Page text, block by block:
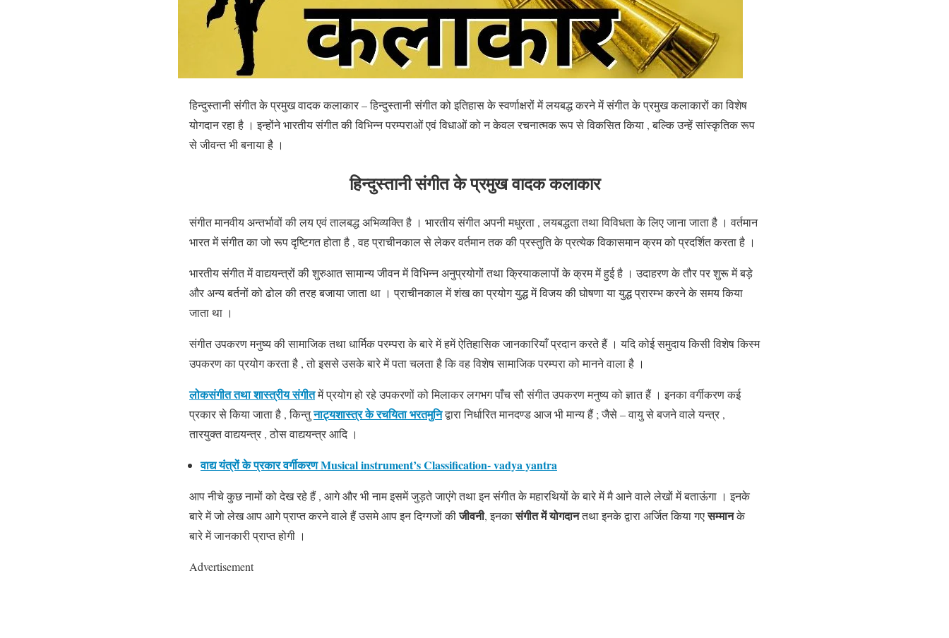
हिन्दुस्तानी संगीत के प्रमुख वादक कलाकार – हिन्दुस्तानी संगीत को इतिहास के स्वर्णाक्षरों में लयबद्ध करने में संगीत के प्रमुख कलाकारों का विशेष
योगदान रहा है । इन्होंने भारतीय संगीत की विभिन्न परम्पराओं एवं विधाओं को न केवल रचनात्मक रूप से विकसित किया , बल्कि उन्हें सांस्कृतिक रूप
से जीवन्त भी बनाया है ।
हिन्दुस्तानी संगीत के प्रमुख वादक कलाकार
संगीत मानवीय अन्तर्भावों की लय एवं तालबद्ध अभिव्यक्ति है । भारतीय संगीत अपनी मधुरता , लयबद्धता तथा विविधता के लिए जाना जाता है । वर्तमान
भारत में संगीत का जो रूप दृष्टिगत होता है , वह प्राचीनकाल से लेकर वर्तमान तक की प्रस्तुति के प्रत्येक विकासमान क्रम को प्रदर्शित करता है ।
भारतीय संगीत में वाद्ययन्त्रों की शुरुआत सामान्य जीवन में विभिन्न अनुप्रयोगों तथा क्रियाकलापों के क्रम में हुई है । उदाहरण के तौर पर शुरू में बड़े
और अन्य बर्तनों को ढोल की तरह बजाया जाता था । प्राचीनकाल में शंख का प्रयोग युद्ध में विजय की घोषणा या युद्ध प्रारम्भ करने के समय किया
जाता था ।
संगीत उपकरण मनुष्य की सामाजिक तथा धार्मिक परम्परा के बारे में हमें ऐतिहासिक जानकारियाँ प्रदान करते हैं । यदि कोई समुदाय किसी विशेष किस्म
उपकरण का प्रयोग करता है , तो इससे उसके बारे में पता चलता है कि वह विशेष सामाजिक परम्परा को मानने वाला है ।
लोकसंगीत तथा शास्त्रीय संगीतमें प्रयोग हो रहे उपकरणों को मिलाकर लगभग पाँच सौ संगीत उपकरण मनुष्य को ज्ञात हैं । इनका वर्गीकरण कई
प्रकार से किया जाता है , किन्तुनाट्यशास्त्र के रचयिता भरतमुनिद्वारा निर्धारित मानदण्ड आज भी मान्य हैं ; जैसे – वायु से बजने वाले यन्त्र ,
तारयुक्त वाद्ययन्त्र , ठोस वाद्ययन्त्र आदि ।
वाद्य यंत्रों के प्रकार वर्गीकरण Musical instrument’s Classification- vadya yantra
आप नीचे कुछ नामों को देख रहे हैं , आगे और भी नाम इसमें जुड़ते जाएंगे तथा इन संगीत के महारथियों के बारे में मै आने वाले लेखों में बताऊंगा । इनके
बारे में जो लेख आप आगे प्राप्त करने वाले हैं उसमे आप इन दिग्गजों कीजीवनी, इनकासंगीत में योगदानतथा इनके द्वारा अर्जित किया गएसम्मानके
बारे में जानकारी प्राप्त होगी ।
Advertisement